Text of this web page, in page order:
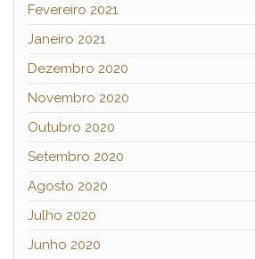
Fevereiro 2021
Janeiro 2021
Dezembro 2020
Novembro 2020
Outubro 2020
Setembro 2020
Agosto 2020
Julho 2020
Junho 2020